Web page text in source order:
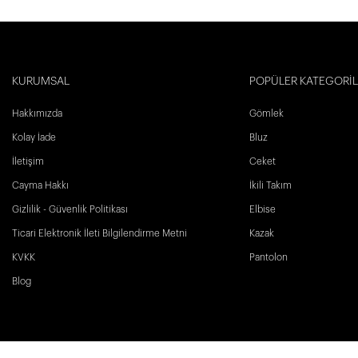
KURUMSAL
Hakkımızda
Kolay İade
İletişim
Cayma Hakkı
Gizlilik - Güvenlik Politikası
Ticari Elektronik İleti Bilgilendirme Metni
KVKK
Blog
POPÜLER
Gömlek
Bluz
Ceket
İkili Takım
Elbise
Kazak
Pantolon